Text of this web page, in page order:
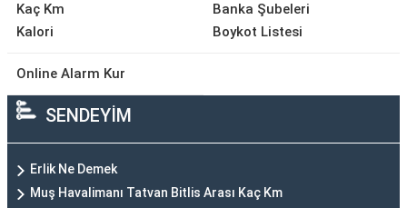
Kaç Km
Kalori
Banka Şubeleri
Boykot Listesi
Online Alarm Kur
SENDEYİM
Erlik Ne Demek
Muş Havalimanı Tatvan Bitlis Arası Kaç Km